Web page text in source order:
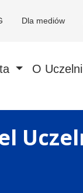
Dla mediów
O Uczelni